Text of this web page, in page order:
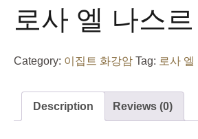
로사 엘 나스르
Category: 이집트 화강암 Tag: 로사 엘
Description Reviews (0)